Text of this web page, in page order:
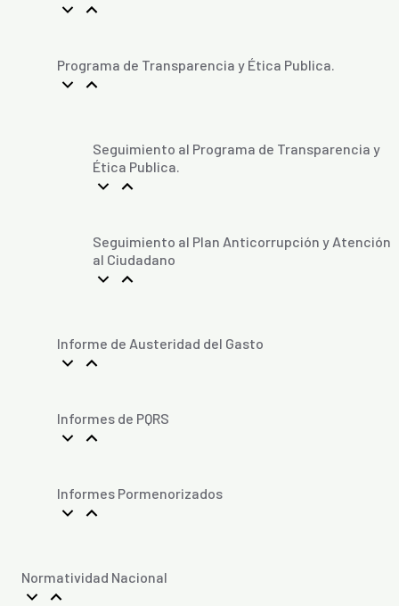
Programa de Transparencia y Ética Publica.
Seguimiento al Programa de Transparencia y
Ética Publica.
Seguimiento al Plan Anticorrupción y Atención
al Ciudadano
Informe de Austeridad del Gasto
Informes de PQRS
Informes Pormenorizados
Normatividad Nacional